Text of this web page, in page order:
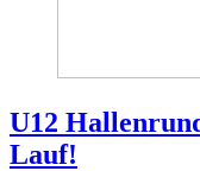
U12
Lauf!